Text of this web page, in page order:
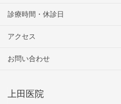
診療時間・休診日
アクセス
お問い合わせ
上田医院